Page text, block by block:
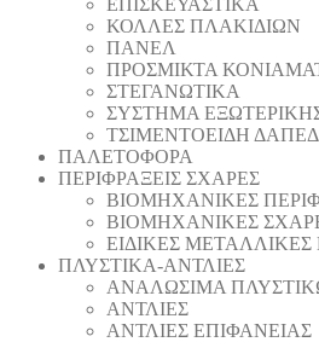
ΕΠΙΣΚΕΥΑΣΤΙΚΑ
ΚΟΛΛΕΣ ΠΛΑΚΙΔΙΩΝ
ΠΑΝΕΛ
ΠΡΟΣΜΙΚΤΑ
ΣΤΕΓΑΝΩΤΙΚΑ
ΣΥΣΤΗΜΑ
ΤΣΙΜΕΝΤΟΕΙΔΗ
ΠΑΛΕΤΟΦΟΡΑ
ΠΕΡΙΦΡΑΞΕΙΣ ΣΧΑΡΕΣ
ΒΙΟΜΗΧΑΝΙΚΕΣ
ΒΙΟΜΗΧΑΝΙΚΕΣ
ΕΙΔΙΚΕΣ
ΠΛΥΣΤΙΚΑ-ΑΝΤΛΙΕΣ
ΑΝΑΛΩΣΙΜΑ
ΑΝΤΛΙΕΣ
ΑΝΤΛΙΕΣ ΕΠΙΦΑΝΕΙΑΣ